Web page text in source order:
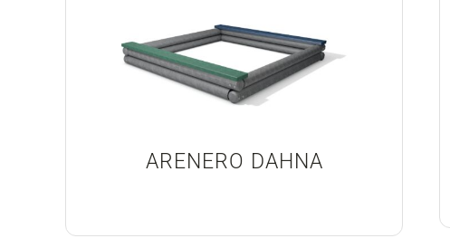
ARENERO DAHNA